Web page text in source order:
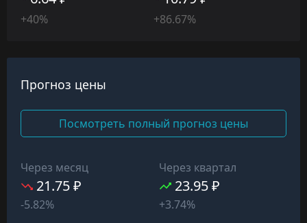
+40% +86.67%
Прогноз цены
Посмотреть полный прогноз цены
Через месяц
21.75 ₽
-5.82%
Через квартал
23.95 ₽
+3.74%